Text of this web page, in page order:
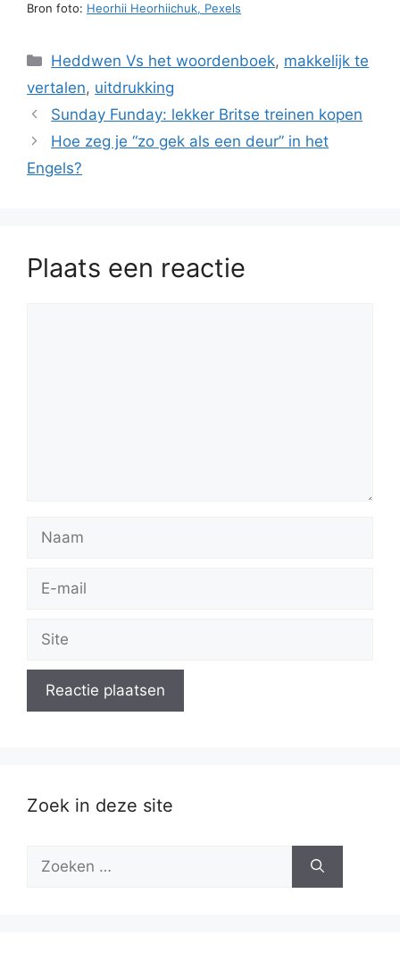
Bron foto: Heorhii Heorhiichuk, Pexels
Categorieën
Heddwen Vs het woordenboek, makkelijk te
vertalen, uitdrukking
Sunday Funday: lekker Britse treinen kopen
Hoe zeg je “zo gek als een deur” in het
Engels?
Plaats een reactie
Naam
Site
Zoek in deze site
Zoek